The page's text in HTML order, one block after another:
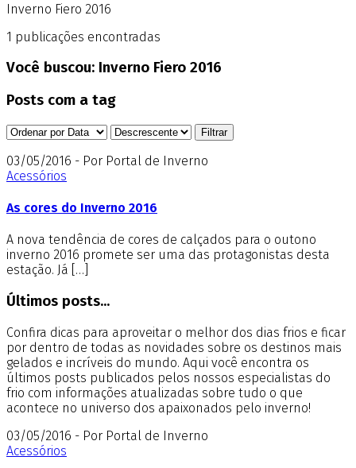
Inverno Fiero 2016
1 publicações encontradas
Você buscou: Inverno Fiero 2016
Posts com a tag
03/05/2016 - Por Portal de Inverno
Acessórios
As cores do Inverno 2016
A nova tendência de cores de calçados para o outono
inverno 2016 promete ser uma das protagonistas desta
estação. Já […]
Últimos posts...
Confira dicas para aproveitar o melhor dos dias frios e ficar
por dentro de todas as novidades sobre os destinos mais
gelados e incríveis do mundo. Aqui você encontra os
últimos posts publicados pelos nossos especialistas do
frio com informações atualizadas sobre tudo o que
acontece no universo dos apaixonados pelo inverno!
03/05/2016 - Por Portal de Inverno
Acessórios